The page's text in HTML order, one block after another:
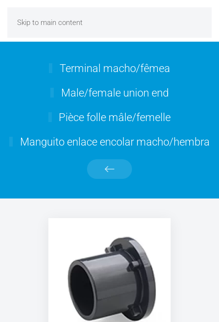
Skip to main content
Terminal macho/fêmea
Male/female union end
Pièce folle mâle/femelle
Manguito enlace encolar macho/hembra